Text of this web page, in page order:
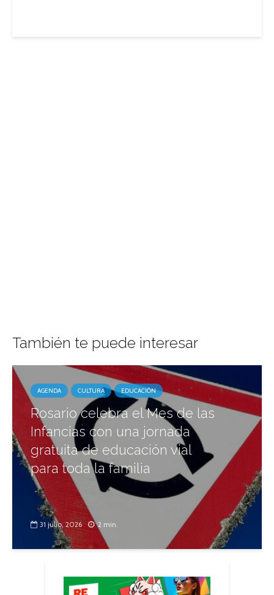
También te puede interesar
AGENDA CULTURA EDUCACIÓN
Rosario celebra el Mes de las
Infancias con una jornada
gratuita de educación vial
para toda la familia
31 julio, 2026 2 min.